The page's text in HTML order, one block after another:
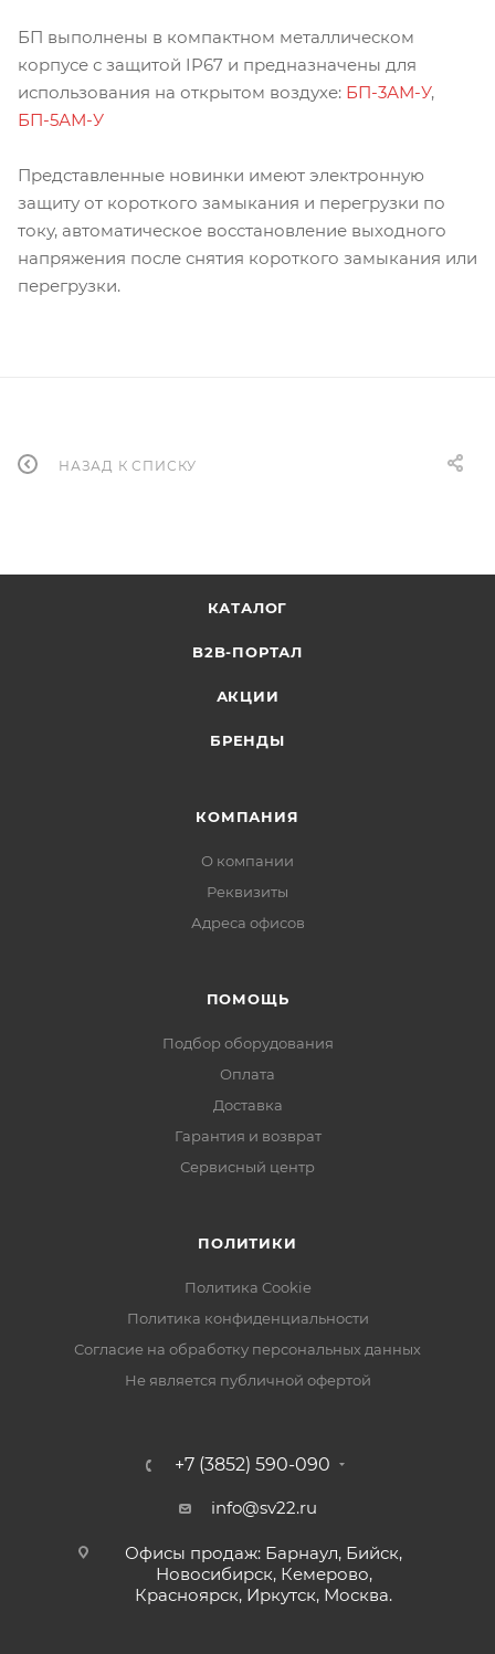
БП выполнены в компактном металлическом
корпусе с защитой IP67 и предназначены для
использования на открытом воздухе: БП-3АМ-У,
БП-5АМ-У
Представленные новинки имеют электронную
защиту от короткого замыкания и перегрузки по
току, автоматическое восстановление выходного
напряжения после снятия короткого замыкания или
перегрузки.
НАЗАД К СПИСКУ
КАТАЛОГ
B2B-ПОРТАЛ
АКЦИИ
БРЕНДЫ
КОМПАНИЯ
О компании
Реквизиты
Адреса офисов
ПОМОЩЬ
Подбор оборудования
Оплата
Доставка
Гарантия и возврат
Сервисный центр
ПОЛИТИКИ
Политика Cookie
Политика конфиденциальности
Согласие на обработку персональных данных
Не является публичной офертой
+7 (3852) 590-090
info@sv22.ru
Офисы продаж: Барнаул, Бийск,
Новосибирск, Кемерово,
Красноярск, Иркутск, Москва.